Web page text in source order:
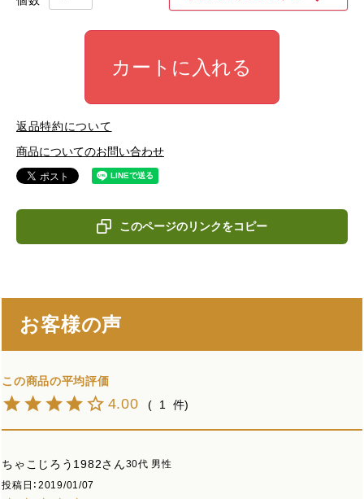
カートに入れる
返品特約について
商品についてのお問い合わせ
このページのリンクをコピー
お客様の声
4.00 1
ちゃこじろう1982 30代 男性
投稿日
2019/01/07